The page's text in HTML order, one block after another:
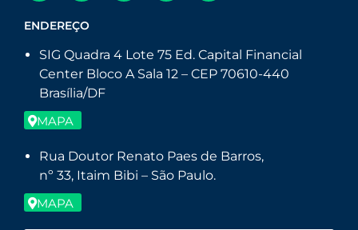
ENDEREÇO
SIG Quadra 4 Lote 75 Ed. Capital Financial
Center Bloco A Sala 12 – CEP 70610-440
Brasília/DF
MAPA
Rua Doutor Renato Paes de Barros,
nº 33, Itaim Bibi – São Paulo.
MAPA